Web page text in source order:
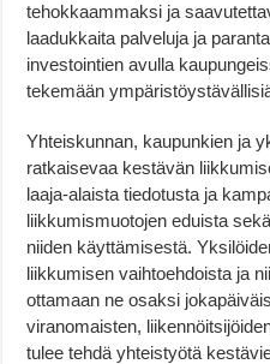
tehokkaammaksi ja
laadukkaita palveluja ja
investointien avulla
tekemään
Yhteiskunnan, kaupunkien ja
ratkaisevaa kestävän
laaja-alaista tiedotusta ja
liikkumismuotojen eduista
niiden käyttämisestä.
liikkumisen vaihtoehdoista ja
ottamaan ne osaksi
viranomaisten,
tulee tehdä yhteistyötä